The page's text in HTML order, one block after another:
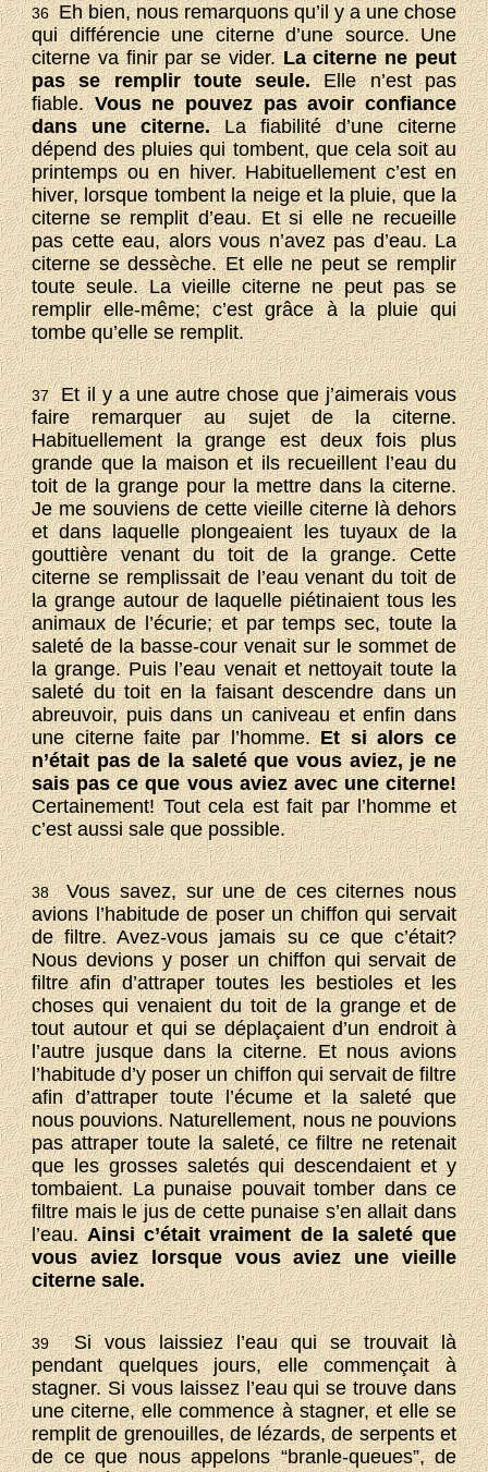
36Eh bien, nous remarquons qu’il y a une chose
qui différencie une citerne d’une source. Une
citerne va finir par se vider.La citerne ne peut
pas se remplir toute seule.Elle n’est pas
fiable.Vous ne pouvez pas avoir confiance
dans une citerne.La fiabilité d’une citerne
dépend des pluies qui tombent, que cela soit au
printemps ou en hiver. Habituellement c’est en
hiver, lorsque tombent la neige et la pluie, que la
citerne se remplit d’eau. Et si elle ne recueille
pas cette eau, alors vous n’avez pas d’eau. La
citerne se dessèche. Et elle ne peut se remplir
toute seule. La vieille citerne ne peut pas se
remplir elle-même; c’est grâce à la pluie qui
tombe qu’elle se remplit.
37Et il y a une autre chose que j’aimerais vous
faire remarquer au sujet de la citerne.
Habituellement la grange est deux fois plus
grande que la maison et ils recueillent l’eau du
toit de la grange pour la mettre dans la citerne.
Je me souviens de cette vieille citerne là dehors
et dans laquelle plongeaient les tuyaux de la
gouttière venant du toit de la grange. Cette
citerne se remplissait de l’eau venant du toit de
la grange autour de laquelle piétinaient tous les
animaux de l’écurie; et par temps sec, toute la
saleté de la basse-cour venait sur le sommet de
la grange. Puis l’eau venait et nettoyait toute la
saleté du toit en la faisant descendre dans un
abreuvoir, puis dans un caniveau et enfin dans
une citerne faite par l’homme.Et si alors ce
n’était pas de la saleté que vous aviez, je ne
sais pas ce que vous aviez avec une citerne!
Certainement! Tout cela est fait par l’homme et
c’est aussi sale que possible.
38Vous savez, sur une de ces citernes nous
avions l’habitude de poser un chiffon qui servait
de filtre. Avez-vous jamais su ce que c’était?
Nous devions y poser un chiffon qui servait de
filtre afin d’attraper toutes les bestioles et les
choses qui venaient du toit de la grange et de
tout autour et qui se déplaçaient d’un endroit à
l’autre jusque dans la citerne. Et nous avions
l’habitude d’y poser un chiffon qui servait de filtre
afin d’attraper toute l’écume et la saleté que
nous pouvions. Naturellement, nous ne pouvions
pas attraper toute la saleté, ce filtre ne retenait
que les grosses saletés qui descendaient et y
tombaient. La punaise pouvait tomber dans ce
filtre mais le jus de cette punaise s’en allait dans
l’eau.Ainsi c’était vraiment de la saleté que
vous aviez lorsque vous aviez une vieille
citerne sale.
39Si vous laissiez l’eau qui se trouvait là
pendant quelques jours, elle commençait à
stagner. Si vous laissez l’eau qui se trouve dans
une citerne, elle commence à stagner, et elle se
remplit de grenouilles, de lézards, de serpents et
de ce que nous appelons “branle-queues”, de